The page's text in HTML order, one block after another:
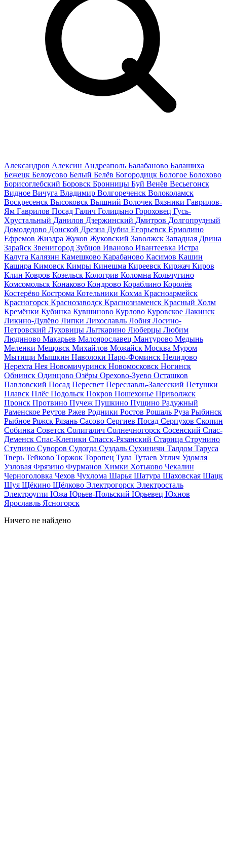
Александров Алексин Андреаполь Балабаново Балашиха
Бежецк Белоусово Белый Белёв Богородицк Бологое Болохово
Борисоглебский Боровск Бронницы Буй Венёв Весьегонск
Видное Вичуга Владимир Волгореченск Волоколамск
Воскресенск Высоковск Вышний Волочек Вязники Гаврилов-
Ям Гаврилов Посад Галич Голицыно Гороховец Гусь-
Хрустальный Данилов Дзержинский Дмитров Долгопрудный
Домодедово Донской Дрезна Дубна Егорьевск Ермолино
Ефремов Жиздра Жуков Жуковский Заволжск Западная Двина
Зарайск Звенигород Зубцов Иваново Ивантеевка Истра
Калуга Калязин Камешково Карабаново Касимов Кашин
Кашира Кимовск Кимры Кинешма Киреевск Киржач Киров
Клин Ковров Козельск Кологрив Коломна Кольчугино
Комсомольск Конаково Кондрово Кораблино Королёв
Костерёво Кострома Котельники Кохма Красноармейск
Красногорск Краснозаводск Краснознаменск Красный Холм
Кремёнки Кубинка Кувшиново Курлово Куровское Лакинск
Ликино-Дулёво Липки Лихославль Лобня Лосино-
Петровский Луховицы Лыткарино Люберцы Любим
Людиново Макарьев Малоярославец Мантурово Медынь
Меленки Мещовск Михайлов Можайск Москва Муром
Мытищи Мышкин Наволоки Наро-Фоминск Нелидово
Нерехта Нея Новомичуринск Новомосковск Ногинск
Обнинск Одинцово Озёры Орехово-Зуево Осташков
Павловский Посад Пересвет Переславль-Залесский Петушки
Плавск Плёс Подольск Покров Пошехонье Приволжск
Пронск Протвино Пучеж Пушкино Пущино Радужный
Раменское Реутов Ржев Родники Ростов Рошаль Руза Рыбинск
Рыбное Ряжск Рязань Сасово Сергиев Посад Серпухов Скопин
Собинка Советск Солигалич Солнечногорск Сосенский Спас-
Деменск Спас-Клепики Спасск-Рязанский Старица Струнино
Ступино Суворов Судогда Суздаль Сухиничи Талдом Таруса
Тверь Тейково Торжок Торопец Тула Тутаев Углич Удомля
Узловая Фрязино Фурманов Химки Хотьково Чекалин
Черноголовка Чехов Чухлома Шарья Шатура Шаховская Шацк
Шуя Щёкино Щёлково Электрогорск Электросталь
Электроугли Южа Юрьев-Польский Юрьевец Юхнов
Ярославль Ясногорск
Ничего не найдено